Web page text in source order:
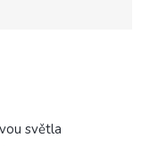
světla